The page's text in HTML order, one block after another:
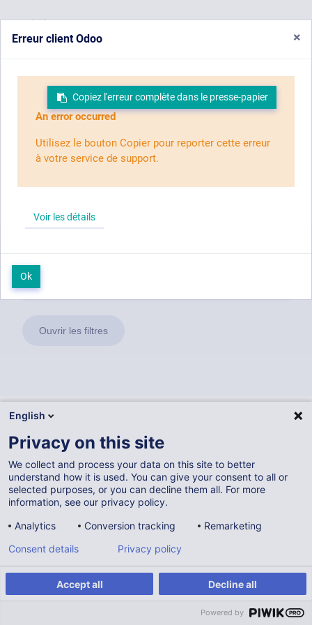
Catalogue de
formation
Ouvrir les filtres
Vous souhaitez rester à jour sur notre offre
de formation ?
Inscrivez-vous à la newsletter
Vous avez une question ? Nous avons des
réponses !
Consulter la FAQ
English
Privacy on this site
We collect and process your data on this site to better
understand how it is used. You can give your consent to all or
selected purposes, or you can decline them all. For more
information, see our privacy policy.
Analytics
Conversion tracking Remarketing
Accept all Decline all
Consent details Privacy policy
Powered by
Erreur client Odoo ×
Copiez l'erreur complète dans le presse-papier
An error occurred
Utilisez le bouton Copier pour reporter cette erreur
à votre service de support.
Voir les détails
Ok